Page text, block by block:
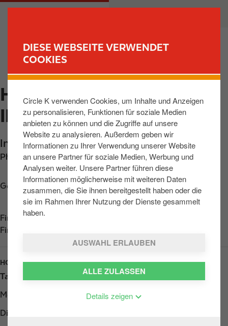
DIESE WEBSEITE VERWENDET
COOKIES
Circle K verwenden Cookies, um Inhalte und Anzeigen
zu personalisieren, Funktionen für soziale Medien
anbieten zu können und die Zugriffe auf unsere
Website zu analysieren. Außerdem geben wir
Informationen zu Ihrer Verwendung unserer Website
an unsere Partner für soziale Medien, Werbung und
Analysen weiter. Unsere Partner führen diese
Informationen möglicherweise mit weiteren Daten
zusammen, die Sie ihnen bereitgestellt haben oder die
sie im Rahmen Ihrer Nutzung der Dienste gesammelt
haben.
AUSWAHL ERLAUBEN
ALLE ZULASSEN
Details zeigen
u
m
h
a
M
v
HEILIGENROTH,
INDUSTRIESTR 2
Industriestrasse 2,Heiligenroth,56412,
Phone: +4926028387954
Get directions
Find us onApp Store
Find us on
HOURS
Tag
Opening hours
Montag
05:00 - 23:00
Dienstag